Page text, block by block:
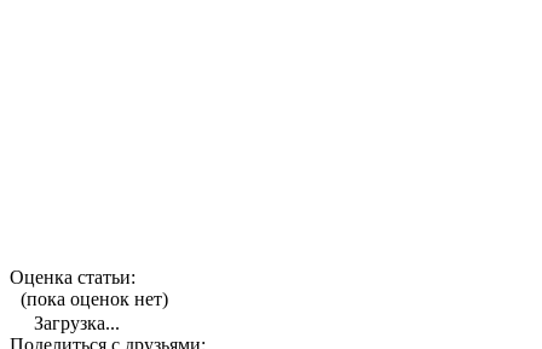
Оценка статьи:
(пока оценок нет)
Загрузка...
Поделиться с друзьями: